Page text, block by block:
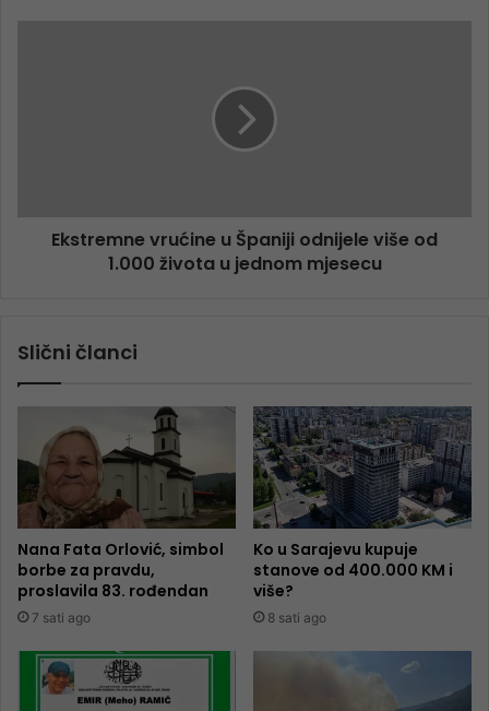
Ekstremne vrućine u Španiji odnijele više od
1.000 života u jednom mjesecu
Slični članci
Nana Fata Orlović, simbol
borbe za pravdu,
proslavila 83. rođendan
7 sati ago
Ko u Sarajevu kupuje
stanove od 400.000 KM i
više?
8 sati ago